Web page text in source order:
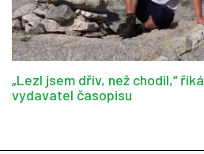
„Lezl jsem dřív, než chodil,“ říká
vydavatel časopisu